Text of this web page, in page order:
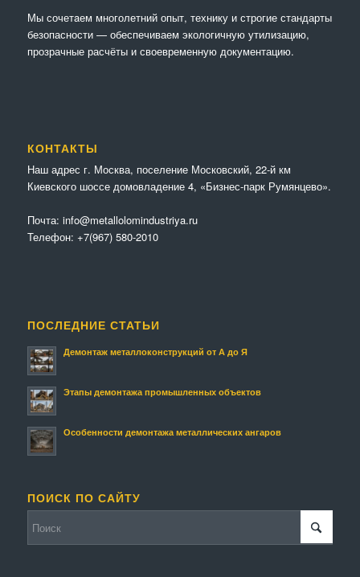
Мы сочетaем многолетний опыт, технику и строгие стандарты
безопасности — обеспечиваем экологичную утилизацию,
прозрачные расчёты и своевременную документацию.
КОНТАКТЫ
Наш адрес г. Москва, поселение Московский, 22-й км
Киевского шоссе домовладение 4, «Бизнес-парк Румянцево».
Почта: info@metallolomindustriya.ru
Телефон: +7(967) 580-2010
ПОСЛЕДНИЕ СТАТЬИ
Демонтаж металлоконструкций от А до Я
Этапы демонтажа промышленных объектов
Особенности демонтажа металлических ангаров
ПОИСК ПО САЙТУ